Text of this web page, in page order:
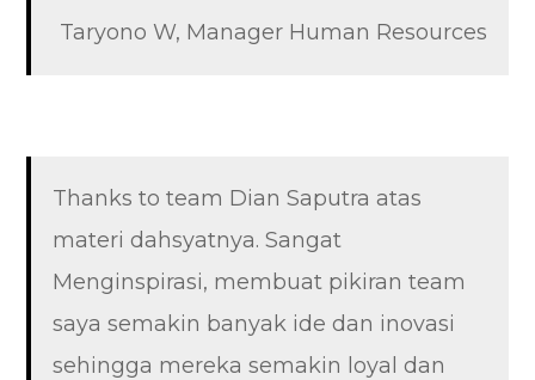
Taryono W, Manager Human Resources
Thanks to team Dian Saputra atas
materi dahsyatnya. Sangat
Menginspirasi, membuat pikiran team
saya semakin banyak ide dan inovasi
sehingga mereka semakin loyal dan